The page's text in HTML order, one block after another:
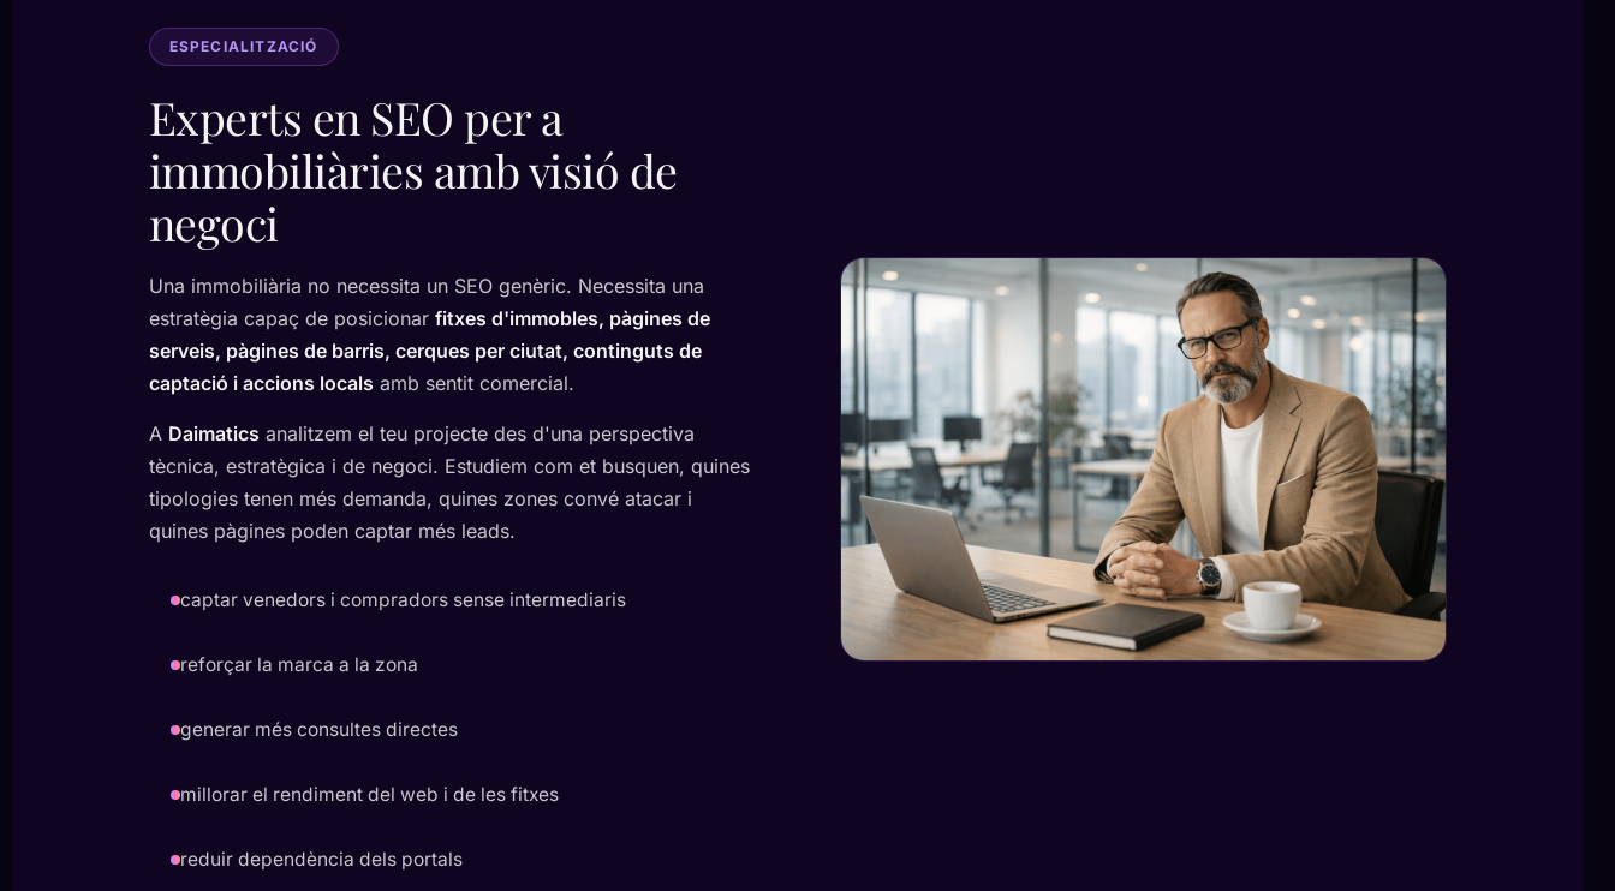
ESPECIALITZACIÓ
Experts en SEO per a
immobiliàries amb visió de
negoci
Una immobiliària no necessita un SEO genèric. Necessita una
estratègia capaç de posicionar fitxes d'immobles, pàgines de
serveis, pàgines de barris, cerques per ciutat, continguts de
captació i accions locals amb sentit comercial.
A Daimatics analitzem el teu projecte des d'una perspectiva
tècnica, estratègica i de negoci. Estudiem com et busquen, quines
tipologies tenen més demanda, quines zones convé atacar i
quines pàgines poden captar més leads.
captar venedors i compradors sense intermediaris
reforçar la marca a la zona
generar més consultes directes
millorar el rendiment del web i de les fitxes
reduir dependència dels portals